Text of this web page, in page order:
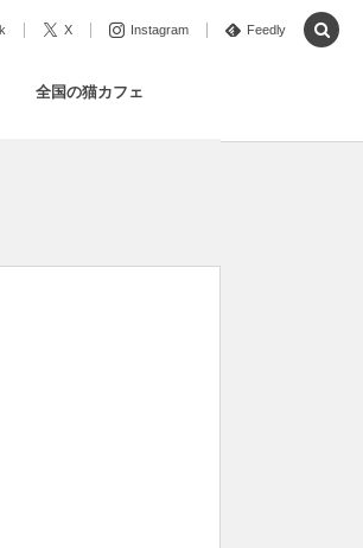
X Instagram Feedly
全国の猫カフェ